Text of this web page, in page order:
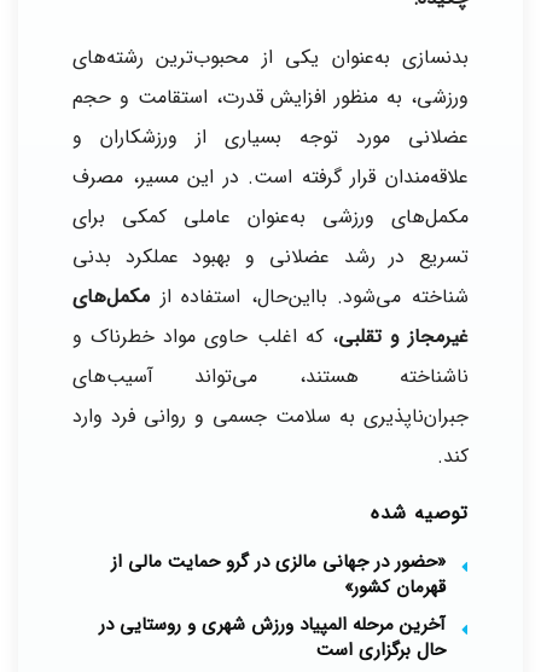
بدنسازی به‌عنوان یکی از محبوب‌ترین رشته‌های
ورزشی، به منظور افزایش قدرت، استقامت و حجم
عضلانی مورد توجه بسیاری از ورزشکاران و
علاقه‌مندان قرار گرفته است. در این مسیر، مصرف
مکمل‌های ورزشی به‌عنوان عاملی کمکی برای
تسریع در رشد عضلانی و بهبود عملکرد بدنی
شناخته می‌شود. بااین‌حال، استفاده از مکمل‌های
غیرمجاز و تقلبی، که اغلب حاوی مواد خطرناک و
ناشناخته هستند، می‌تواند آسیب‌های
جبران‌ناپذیری به سلامت جسمی و روانی فرد وارد
کند.
توصیه شده
«حضور در جهانی مالزی در گرو حمایت مالی از
قهرمان کشور»
آخرین مرحله المپیاد ورزش شهری و روستایی در
حال برگزاری است